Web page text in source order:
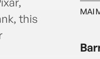
this
MAI